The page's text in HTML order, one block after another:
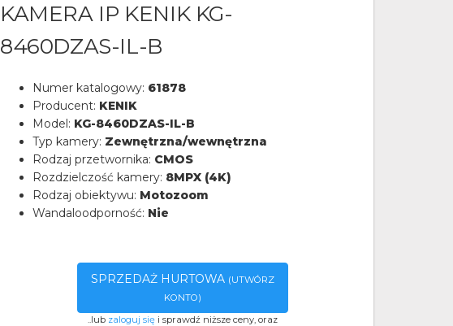
KAMERA IP KENIK KG-
8460DZAS-IL-B
Numer katalogowy: 61878
Producent: KENIK
Model: KG-8460DZAS-IL-B
Typ kamery: Zewnętrzna/wewnętrzna
Rodzaj przetwornika: CMOS
Rozdzielczość kamery: 8MPX (4K)
Rodzaj obiektywu: Motozoom
Wandaloodporność: Nie
SPRZEDAŻ HURTOWA (UTWÓRZ
KONTO)
..lub zaloguj sięi sprawdź niższe ceny, oraz